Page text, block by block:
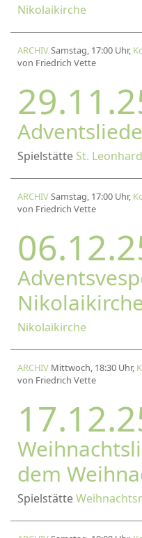
Nikolaikirche
ARCHIVSamstag, 17:00 Uhr,
von Friedrich Vette
Spielstätte St. Leonhard
ARCHIVSamstag, 17:00 Uhr,
von Friedrich Vette
Nikolaikirche
ARCHIV Mittwoch, 18:30 Uhr,
von Friedrich Vette
dem
Spielstätte